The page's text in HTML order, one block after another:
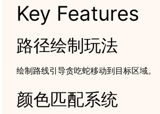
Key Features
路径绘制玩法
绘制路线引导贪吃蛇移动到目标区域。
颜色匹配系统